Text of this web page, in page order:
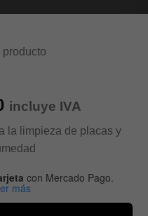
Rango
de
precios:
desde
$12.0
hasta
$119.0
incluye IVA
la limpieza de placas y
con Mercado Pago.
más